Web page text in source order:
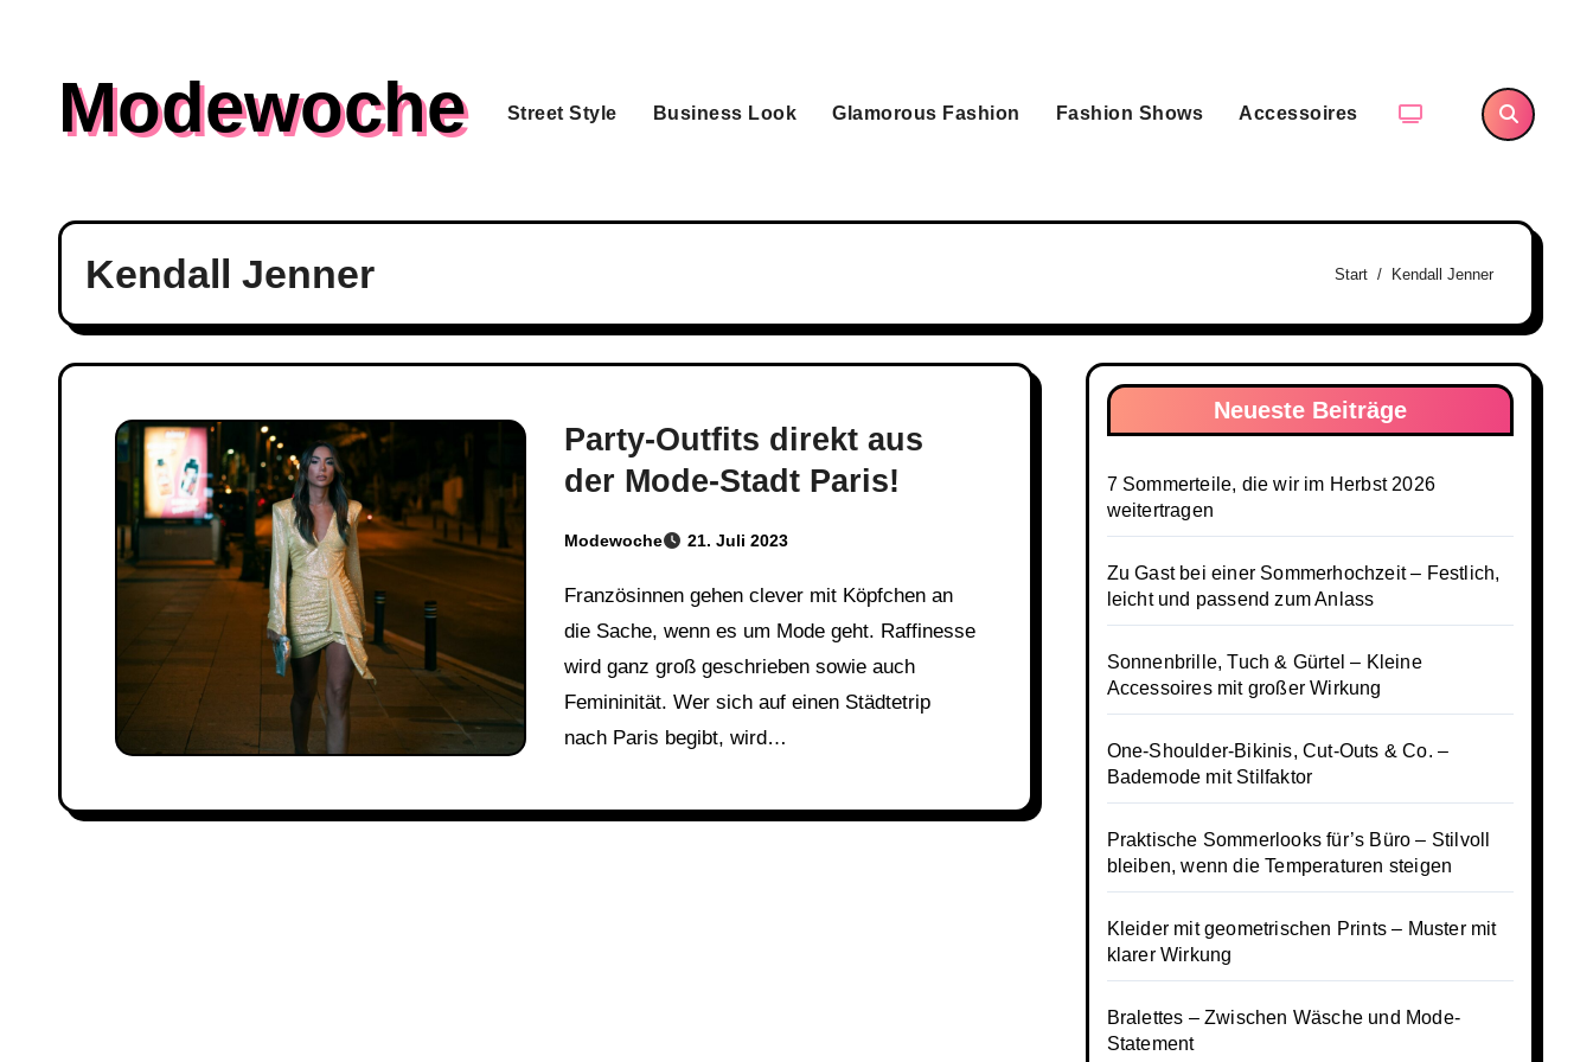
Modewoche Street Style Business Look Glamorous Fashion Fashion Shows Accessoires
Kendall Jenner Start Kendall Jenner
Party-Outfits direkt aus
der Mode-Stadt Paris!
Modewoche 21. Juli 2023
Französinnen gehen clever mit Köpfchen an
die Sache, wenn es um Mode geht. Raffinesse
wird ganz groß geschrieben sowie auch
Femininität. Wer sich auf einen Städtetrip
nach Paris begibt, wird…
Neueste Beiträge
7 Sommerteile, die wir im Herbst 2026
weitertragen
Zu Gast bei einer Sommerhochzeit – Festlich,
leicht und passend zum Anlass
Sonnenbrille, Tuch & Gürtel – Kleine
Accessoires mit großer Wirkung
One-Shoulder-Bikinis, Cut-Outs & Co. –
Bademode mit Stilfaktor
Praktische Sommerlooks für’s Büro – Stilvoll
bleiben, wenn die Temperaturen steigen
Kleider mit geometrischen Prints – Muster mit
klarer Wirkung
Bralettes – Zwischen Wäsche und Mode-
Statement